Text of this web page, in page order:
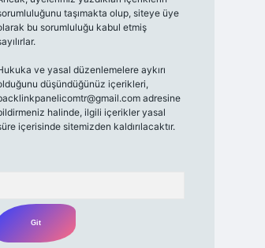
taşımakta olup, siteye üye
bu sorumluluğu kabul etmiş
ve yasal düzenlemelere aykırı
düşündüğünüz içerikleri,
adresine
halinde, ilgili içerikler yasal
içerisinde sitemizden kaldırılacaktır.